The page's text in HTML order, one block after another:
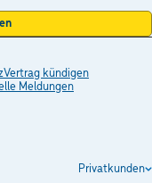
Vertrag kündigen
Meldungen
Privatkunden